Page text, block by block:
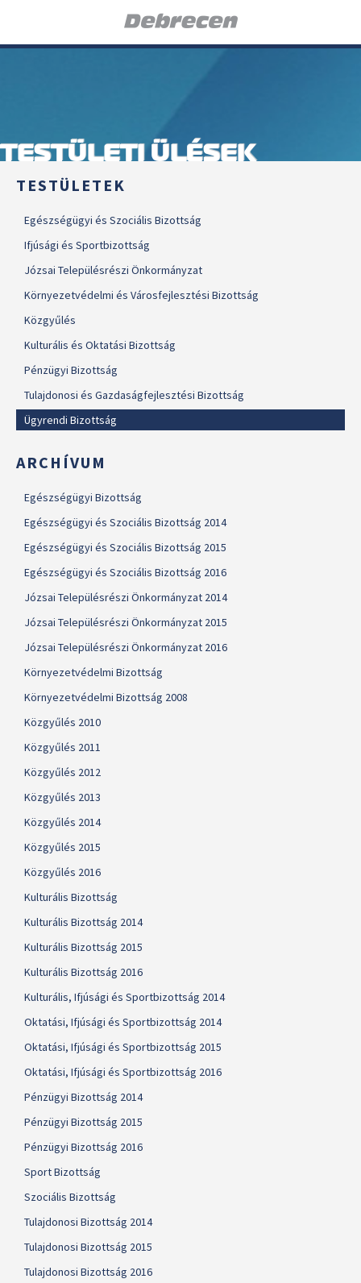
TESTÜLETI ÜLÉSEK
TESTÜLETEK
Egészségügyi és Szociális Bizottság
Ifjúsági és Sportbizottság
Józsai Településrészi Önkormányzat
Környezetvédelmi és Városfejlesztési Bizottság
Közgyűlés
Kulturális és Oktatási Bizottság
Pénzügyi Bizottság
Tulajdonosi és Gazdaságfejlesztési Bizottság
Ügyrendi Bizottság
ARCHÍVUM
Egészségügyi Bizottság
Egészségügyi és Szociális Bizottság 2014
Egészségügyi és Szociális Bizottság 2015
Egészségügyi és Szociális Bizottság 2016
Józsai Településrészi Önkormányzat 2014
Józsai Településrészi Önkormányzat 2015
Józsai Településrészi Önkormányzat 2016
Környezetvédelmi Bizottság
Környezetvédelmi Bizottság 2008
Közgyűlés 2010
Közgyűlés 2011
Közgyűlés 2012
Közgyűlés 2013
Közgyűlés 2014
Közgyűlés 2015
Közgyűlés 2016
Kulturális Bizottság
Kulturális Bizottság 2014
Kulturális Bizottság 2015
Kulturális Bizottság 2016
Kulturális, Ifjúsági és Sportbizottság 2014
Oktatási, Ifjúsági és Sportbizottság 2014
Oktatási, Ifjúsági és Sportbizottság 2015
Oktatási, Ifjúsági és Sportbizottság 2016
Pénzügyi Bizottság 2014
Pénzügyi Bizottság 2015
Pénzügyi Bizottság 2016
Sport Bizottság
Szociális Bizottság
Tulajdonosi Bizottság 2014
Tulajdonosi Bizottság 2015
Tulajdonosi Bizottság 2016